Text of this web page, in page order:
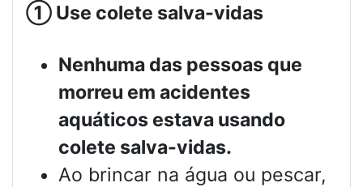
① Use colete salva-vidas
Nenhuma das pessoas que
morreu em acidentes
aquáticos estava usando
colete salva-vidas.
Ao brincar na água ou pescar,